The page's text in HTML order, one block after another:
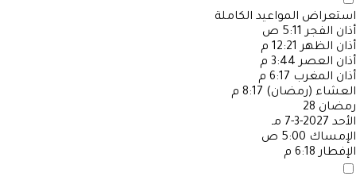
استعراض المواعيد الكاملة
أذان الفجر 5:11 ص
أذان الظهر 12:21 م
أذان العصر 3:44 م
أذان المغرب 6:17 م
العشاء (رمضان) 8:17 م
رمضان 28
الأحد 2027-3-7 مـ
الإمساك 5:00 ص
الإفطار 6:18 م